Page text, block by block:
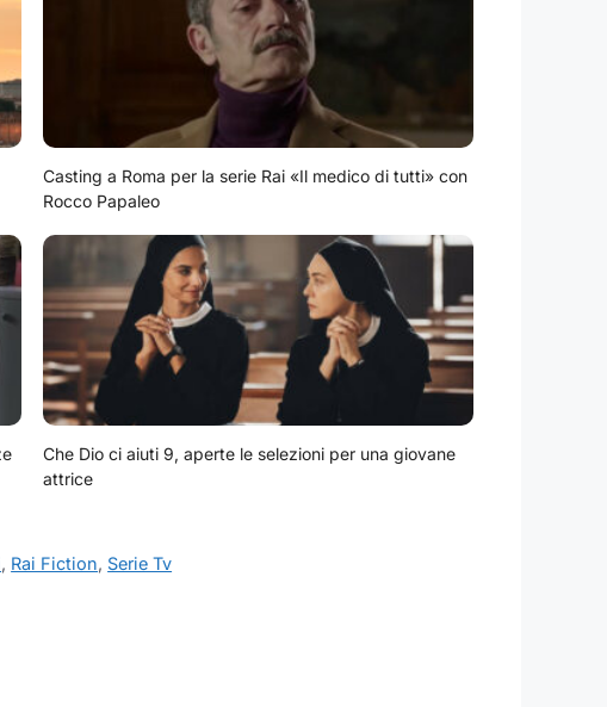
Casting a Roma per la serie Rai «Il medico di tutti» con
Rocco Papaleo
Che Dio ci aiuti 9, aperte le selezioni per una giovane
attrice
, Rai Fiction, Serie Tv